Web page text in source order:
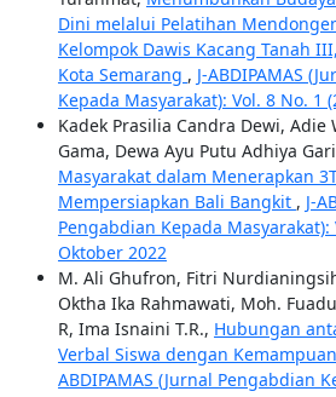
Dini melalui Pelatihan
Kelompok Dawis Kacang Tanah
Kota Semarang , J-ABDIPAMAS
Kepada Masyarakat): Vol. 8 No. 1
Kadek Prasilia Candra Dewi, Adie
Gama, Dewa Ayu Putu Adhiya
Masyarakat dalam Menerapkan
Mempersiapkan Bali Bangkit , J-
Pengabdian Kepada Masyarakat):
Oktober 2022
M. Ali Ghufron, Fitri
Oktha Ika Rahmawati, Moh.
R, Ima Isnaini T.R., Hubungan
Verbal Siswa dengan
ABDIPAMAS (Jurnal Pengabdian